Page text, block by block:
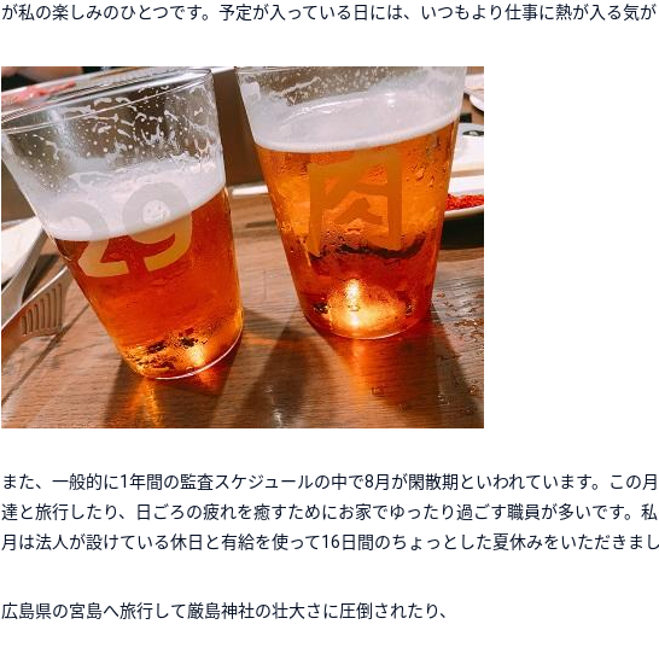
が私の楽しみのひとつです。予定が入っている日には、いつもより仕事に熱が入る気が
また、一般的に1年間の監査スケジュールの中で8月が閑散期といわれています。この
達と旅行したり、日ごろの疲れを癒すためにお家でゆったり過ごす職員が多いです。
月は法人が設けている休日と有給を使って16日間のちょっとした夏休みをいただきまし
広島県の宮島へ旅行して厳島神社の壮大さに圧倒されたり、